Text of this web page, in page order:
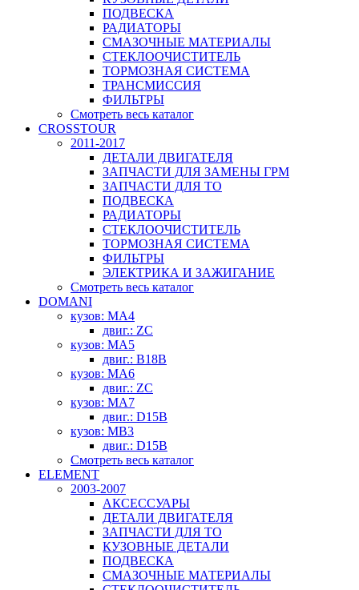
ПОДВЕСКА
РАДИАТОРЫ
СМАЗОЧНЫЕ МАТЕРИАЛЫ
СТЕКЛООЧИСТИТЕЛЬ
ТОРМОЗНАЯ СИСТЕМА
ТРАНСМИССИЯ
ФИЛЬТРЫ
Смотреть весь каталог
CROSSTOUR
2011-2017
ДЕТАЛИ ДВИГАТЕЛЯ
ЗАПЧАСТИ ДЛЯ ЗАМЕНЫ ГРМ
ЗАПЧАСТИ ДЛЯ ТО
ПОДВЕСКА
РАДИАТОРЫ
СТЕКЛООЧИСТИТЕЛЬ
ТОРМОЗНАЯ СИСТЕМА
ФИЛЬТРЫ
ЭЛЕКТРИКА И ЗАЖИГАНИЕ
Смотреть весь каталог
DOMANI
кузов: MA4
двиг.: ZC
кузов: MA5
двиг.: B18B
кузов: MA6
двиг.: ZC
кузов: MA7
двиг.: D15B
кузов: MB3
двиг.: D15B
Смотреть весь каталог
ELEMENT
2003-2007
АКСЕССУАРЫ
ДЕТАЛИ ДВИГАТЕЛЯ
ЗАПЧАСТИ ДЛЯ ТО
КУЗОВНЫЕ ДЕТАЛИ
ПОДВЕСКА
СМАЗОЧНЫЕ МАТЕРИАЛЫ